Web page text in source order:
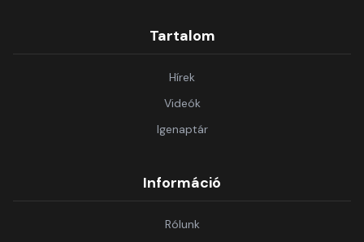
Tartalom
Hírek
Videók
Igenaptár
Információ
Rólunk